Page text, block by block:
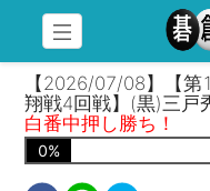
【2026/07/08】【
翔戦4回戦】(黒)三戸
白番中押し勝ち！
0%